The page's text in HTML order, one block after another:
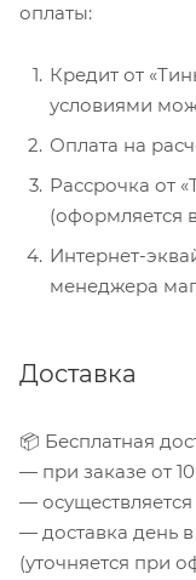
оплаты:
Кредит от
условиями
Оплата на
Рассрочка от
(оформляется
Интернет-
менеджера
Доставка
📦 Бесплатная
— при заказе от
—
— доставка день
(уточняется при